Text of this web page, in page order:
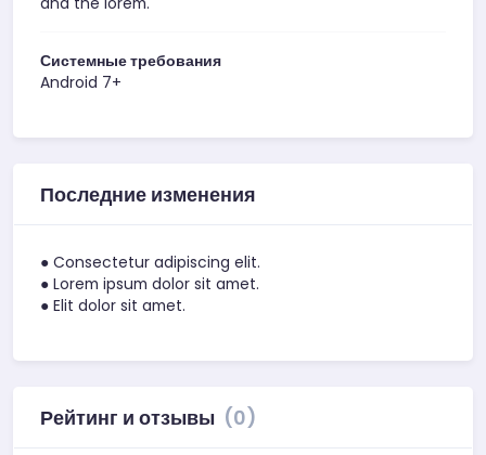
Системные требования
Android 7+
Последние изменения
● Consectetur adipiscing elit.
● Lorem ipsum dolor sit amet.
● Elit dolor sit amet.
Рейтинг и отзывы (0)